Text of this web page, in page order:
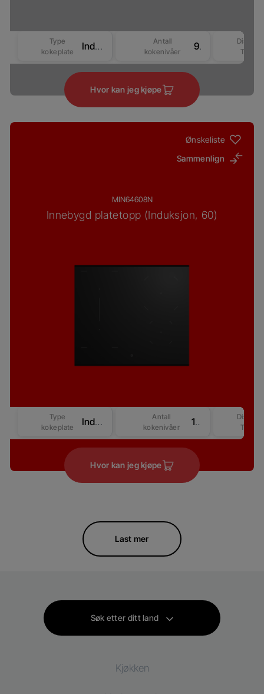
Type
kokeplate
Induksjon
Antall
kokenivåer
9
Display
Type
Hvor kan jeg kjøpe
Ønskeliste
Sammenlign
MIN64608N
Innebygd platetopp (Induksjon, 60)
Type
kokeplate
Induksjon
Antall
kokenivåer
15
Display
Type
Hvor kan jeg kjøpe
Last mer
Søk etter ditt land
Kjøkken